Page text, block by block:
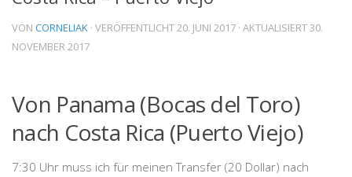
VON CORNELIAK · VERÖFFENTLICHT20. JUNI 2017 · AKTUALISIERT30.
NOVEMBER 2017
Von Panama (Bocas del Toro)
nach Costa Rica (Puerto Viejo)
7:30 Uhr muss ich für meinen Transfer (20 Dollar) nach